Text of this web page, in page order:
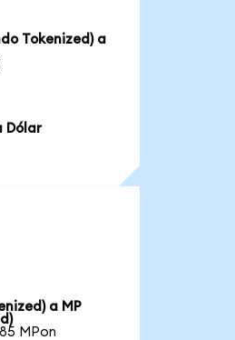
Tokenized) a
Dólar
a MP
MPon